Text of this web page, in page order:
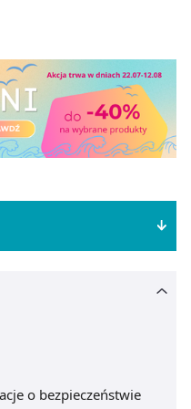
o bezpieczeństwie